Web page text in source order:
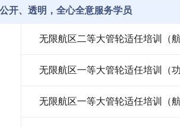
开、透明，全心全意服务学员
无限航区二等大管轮适任培训（
无限航区一等大管轮适任培训（
无限航区一等大管轮适任培训（